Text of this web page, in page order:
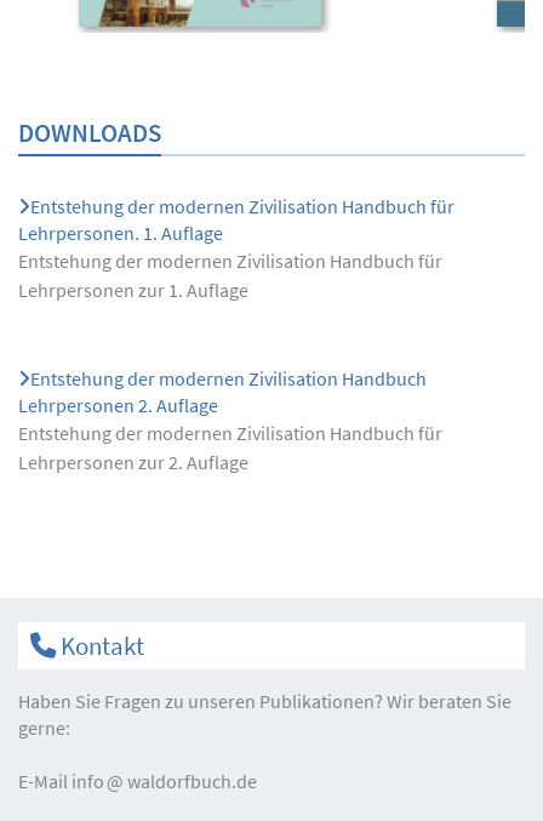
DOWNLOADS
Entstehung der modernen Zivilisation Handbuch für
Lehrpersonen. 1. Auflage
Entstehung der modernen Zivilisation Handbuch für
Lehrpersonen zur 1. Auflage
Entstehung der modernen Zivilisation Handbuch
Lehrpersonen 2. Auflage
Entstehung der modernen Zivilisation Handbuch für
Lehrpersonen zur 2. Auflage
Kontakt
Haben Sie Fragen zu unseren Publikationen? Wir beraten Sie
gerne:
E-Mail info waldorfbuch.de